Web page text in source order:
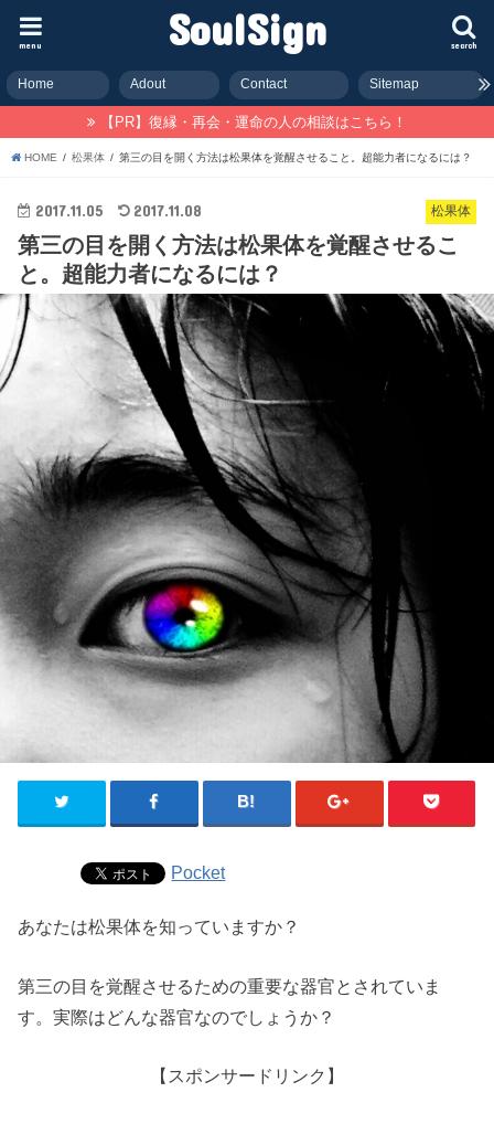
SoulSign search
menu
Home Adout Contact Sitemap
【PR】復縁・再会・運命の人の相談はこちら！
HOME 松果体 第三の目を開く方法は松果体を覚醒させること。超能力者になるには？
松果体
2017.11.05 2017.11.08
第三の目を開く方法は松果体を覚醒させるこ
と。超能力者になるには？
Pocket
あなたは松果体を知っていますか？
第三の目を覚醒させるための重要な器官とされていま
す。実際はどんな器官なのでしょうか？
【スポンサードリンク】